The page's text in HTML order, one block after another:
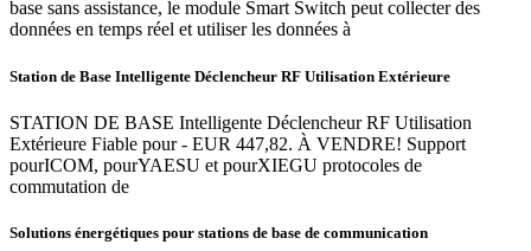
base sans assistance, le module Smart Switch peut collecter des
données en temps réel et utiliser les données à
Station de Base Intelligente Déclencheur RF Utilisation Extérieure
STATION DE BASE Intelligente Déclencheur RF Utilisation
Extérieure Fiable pour - EUR 447,82. À VENDRE! Support
pourICOM, pourYAESU et pourXIEGU protocoles de
commutation de
Solutions énergétiques pour stations de base de communication